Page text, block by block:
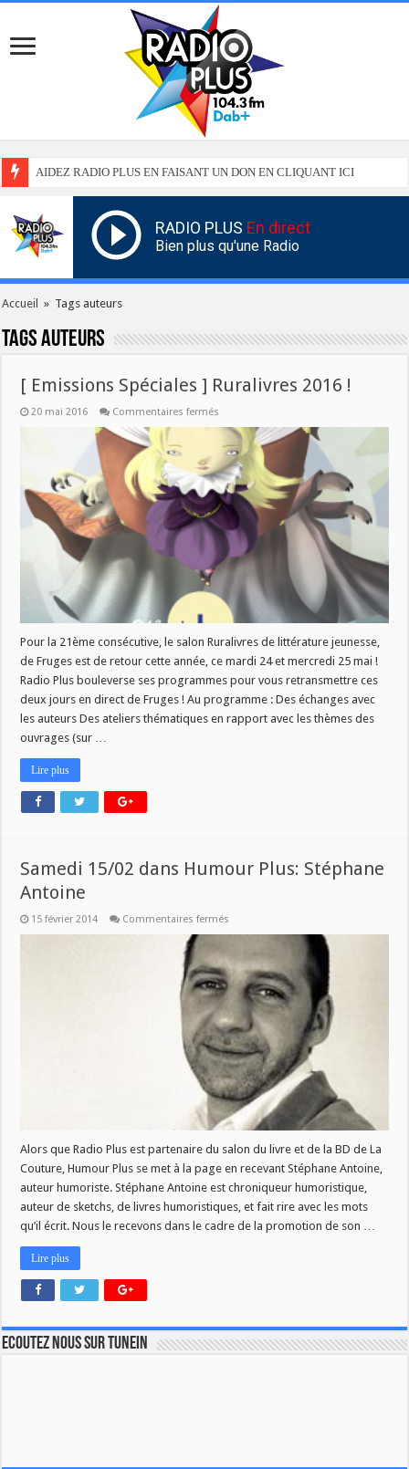
AIDEZ RADIO PLUS EN FAISANT UN DON EN CLIQUANT ICI
RADIO PLUS En direct
Bien plus qu'une Radio
Accueil » Tags auteurs
Tagsauteurs
[ Emissions Spéciales ] Ruralivres 2016 !
20 mai 2016 Commentaires fermés
Emissions
Spéciales
Ruralivres
2016
!
Pour la 21ème consécutive, le salon Ruralivres de littérature jeunesse,
de Fruges est de retour cette année, ce mardi 24 et mercredi 25 mai !
Radio Plus bouleverse ses programmes pour vous retransmettre ces
deux jours en direct de Fruges ! Au programme : Des échanges avec
les auteurs Des ateliers thématiques en rapport avec les thèmes des
ouvrages (sur …
Lire plus
Samedi 15/02 dans Humour Plus: Stéphane
Antoine
15 février 2014 Commentaires fermés
Plus:
Stéphane
Antoine
Alors que Radio Plus est partenaire du salon du livre et de la BD de La
Couture, Humour Plus se met à la page en recevant Stéphane Antoine,
auteur humoriste. Stéphane Antoine est chroniqueur humoristique,
auteur de sketchs, de livres humoristiques, et fait rire avec les mots
qu’il écrit. Nous le recevons dans le cadre de la promotion de son …
Lire plus
Ecoutez nous sur TuneIn